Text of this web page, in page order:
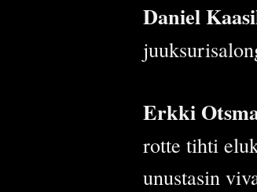
Daniel
Erkki
rotte tihti
unustasin